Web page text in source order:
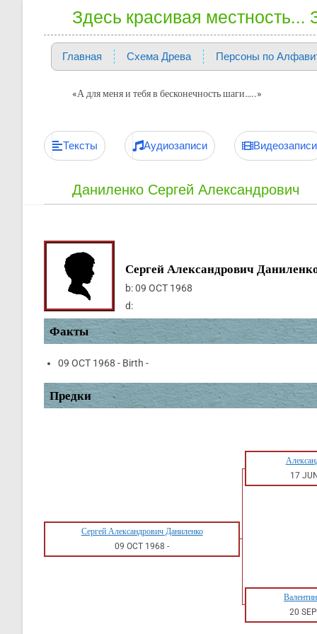
Здесь красивая
Главная Схема Древа Персоны по
«А для меня и тебя в бесконечность шаги…..»
Тексты Аудиозаписи Видеозаписи
Даниленко Сергей Александрович
Сергей Александрович
b:09 OCT 1968
d:
Факты
09 OCT 1968 - Birth -
Предки
17
Сергей Александрович Даниленко
09 OCT 1968 -
20